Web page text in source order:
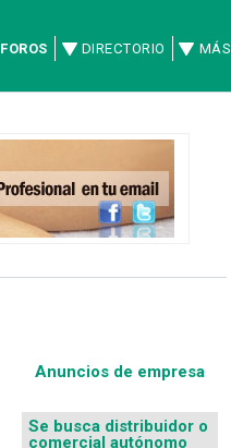
FOROS DIRECTORIO MÁS
Anuncios de empresa
Se busca distribuidor o
comercial autónomo